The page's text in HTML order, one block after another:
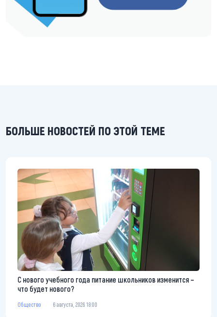
БОЛЬШЕ НОВОСТЕЙ ПО ЭТОЙ ТЕМЕ
С нового учебного года питание школьников изменится –
что будет нового?
Общество 6 августа, 2026 18:00